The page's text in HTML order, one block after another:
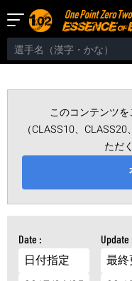
このコンテンツ
（CLASS10、
ただ
日付指定
最